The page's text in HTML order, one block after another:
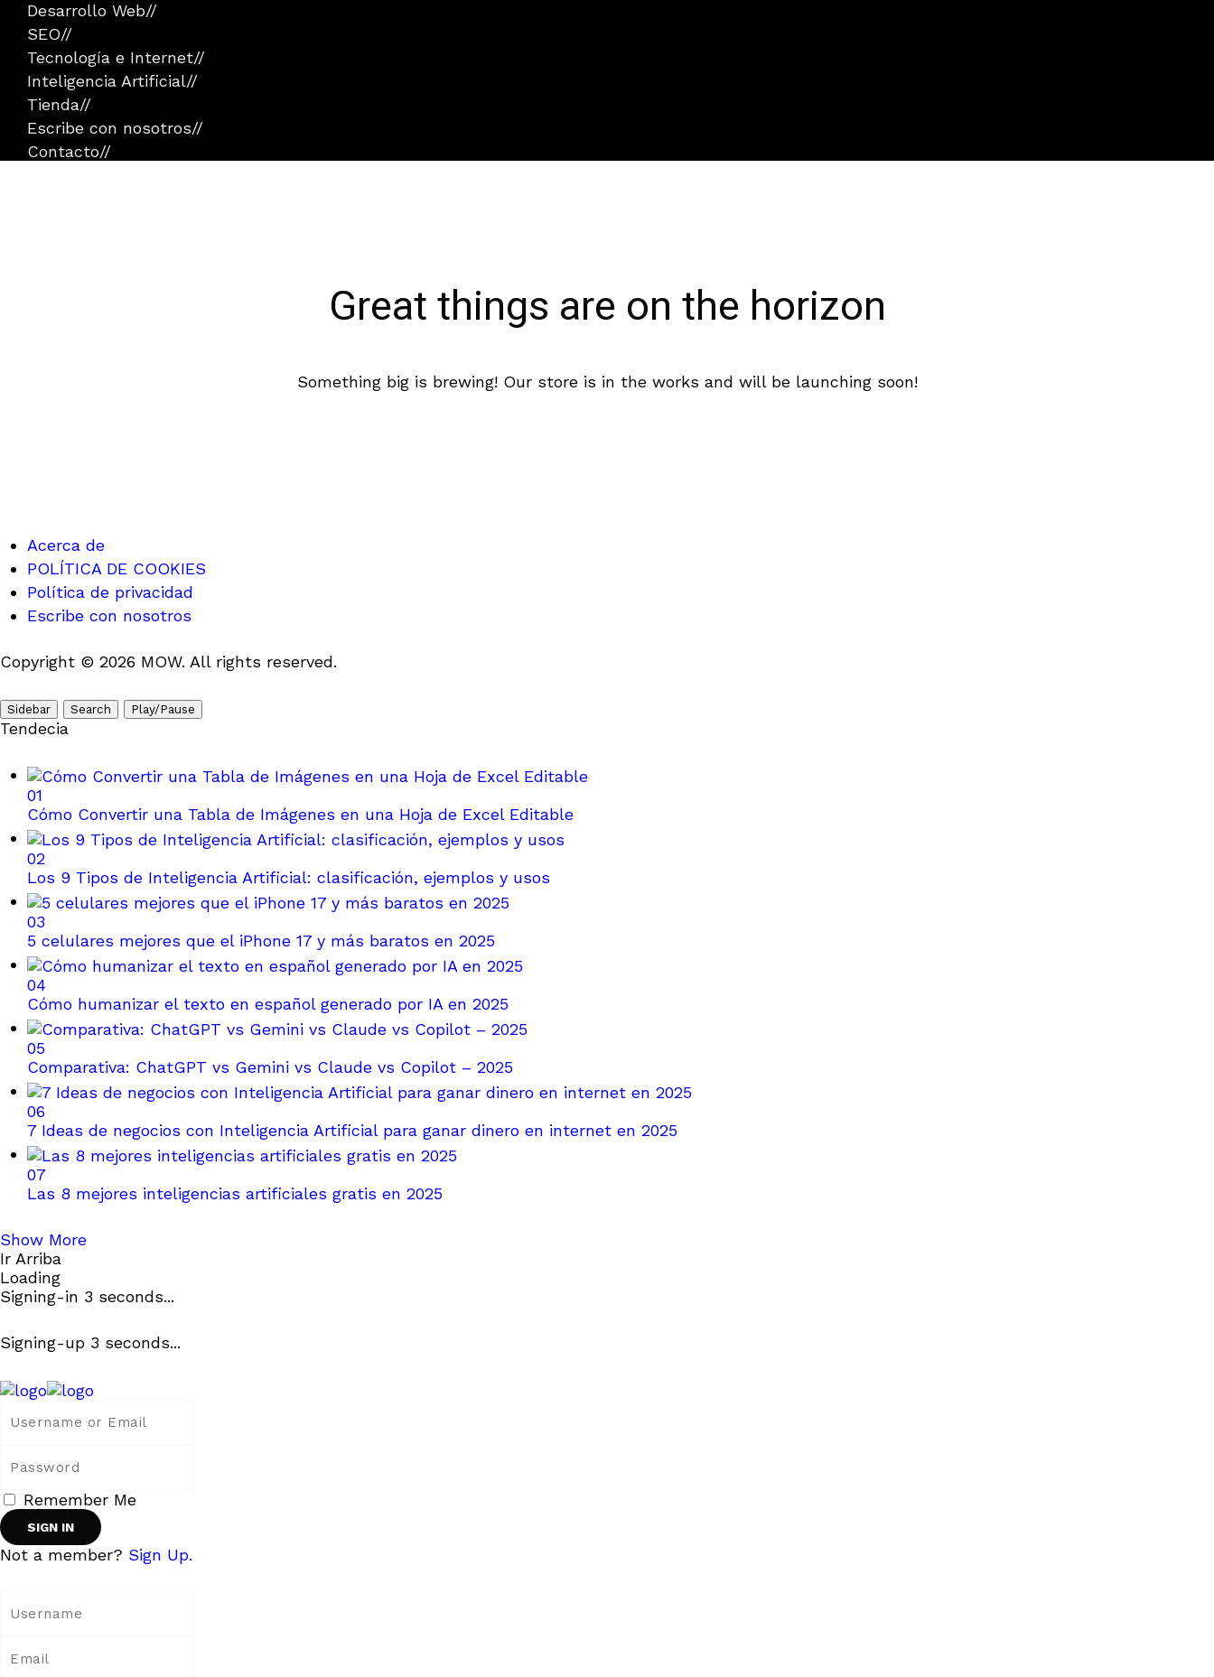
Desarrollo Web//
SEO//
Tecnología e Internet//
Inteligencia Artificial//
Tienda//
Escribe con nosotros//
Contacto//
Great things are on the horizon
Something big is brewing! Our store is in the works and will be launching soon!
Acerca de
POLÍTICA DE COOKIES
Política de privacidad
Escribe con nosotros
Copyright © 2026 MOW. All rights reserved.
Sidebar Search Play/Pause
Tendecia
01
Cómo Convertir una Tabla de Imágenes en una Hoja de Excel Editable
02
Los 9 Tipos de Inteligencia Artificial: clasificación, ejemplos y usos
03
5 celulares mejores que el iPhone 17 y más baratos en 2025
04
Cómo humanizar el texto en español generado por IA en 2025
05
Comparativa: ChatGPT vs Gemini vs Claude vs Copilot – 2025
06
7 Ideas de negocios con Inteligencia Artificial para ganar dinero en internet en 2025
07
Las 8 mejores inteligencias artificiales gratis en 2025
Show More
Ir Arriba
Loading
Signing-in 3 seconds...
Signing-up 3 seconds...
Remember Me
Not a member? Sign Up.